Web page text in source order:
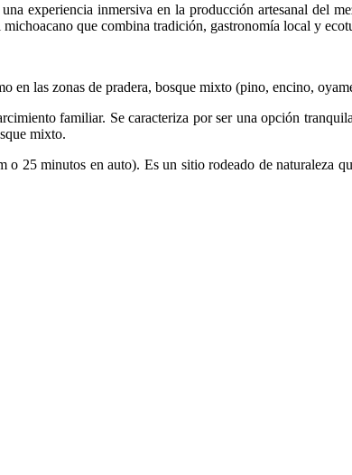
experiencia inmersiva en la producción artesanal del
que combina tradición, gastronomía local y
en las zonas de pradera, bosque mixto (pino, encino,
familiar. Se caracteriza por ser una opción
mixto.
25 minutos en auto). Es un sitio rodeado de naturaleza